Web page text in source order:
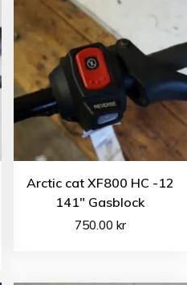
Arctic cat XF800 HC -12
141″ Gasblock
750.00 kr